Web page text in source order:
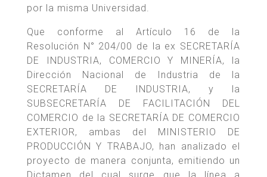
por la misma Universidad.
Que conforme al Artículo 16 de la
Resolución N° 204/00 de la ex SECRETARÍA
DE INDUSTRIA, COMERCIO Y MINERÍA, la
Dirección Nacional de Industria de la
SECRETARÍA DE INDUSTRIA, y la
SUBSECRETARÍA DE FACILITACIÓN DEL
COMERCIO de la SECRETARÍA DE COMERCIO
EXTERIOR, ambas del MINISTERIO DE
PRODUCCIÓN Y TRABAJO, han analizado el
proyecto de manera conjunta, emitiendo un